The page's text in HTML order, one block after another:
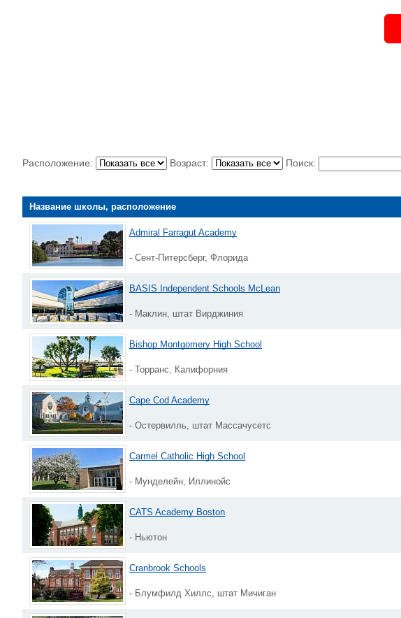
Расположение: Возраст: Поиск:
Название школы, расположение
Admiral Farragut Academy
- Сент-Питерсберг, Флорида
BASIS Independent Schools McLean
- Маклин, штат Вирджиния
Bishop Montgomery High School
- Торранс, Калифорния
Cape Cod Academy
- Остервилль, штат Массачусетс
Carmel Catholic High School
- Мунделейн, Иллинойс
CATS Academy Boston
- Ньютон
Cranbrook Schools
- Блумфилд Хиллс, штат Мичиган